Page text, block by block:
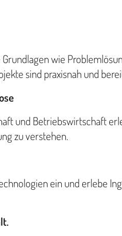
wie
sind praxisnah und
und Betriebswirtschaft
zu verstehen.
ein und erlebe